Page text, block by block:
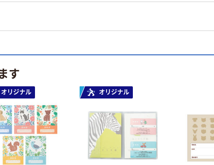
す
オリジナル オリジナル